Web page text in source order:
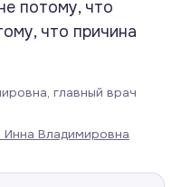
потому, что
что причина
главный врач
Инна Владимировна